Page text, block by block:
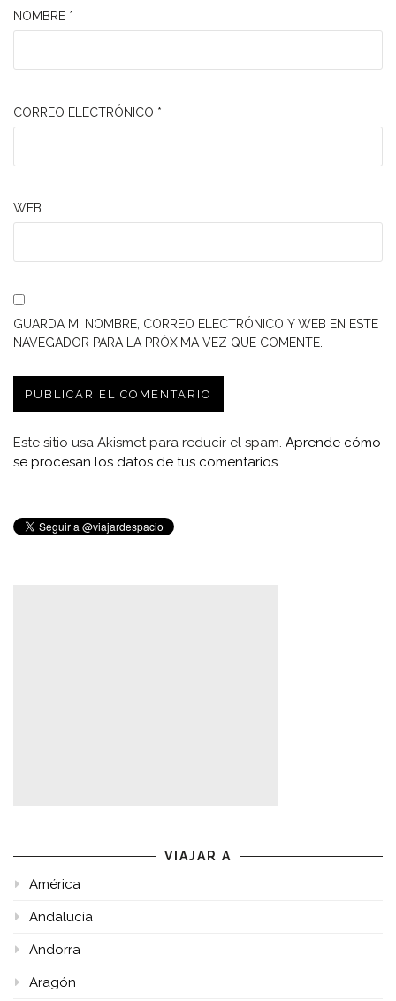
NOMBRE *
CORREO ELECTRÓNICO *
WEB
GUARDA MI NOMBRE, CORREO ELECTRÓNICO Y WEB EN ESTE
NAVEGADOR PARA LA PRÓXIMA VEZ QUE COMENTE.
Este sitio usa Akismet para reducir el spam. Aprende cómo
se procesan los datos de tus comentarios.
VIAJAR A
América
Andalucía
Andorra
Aragón